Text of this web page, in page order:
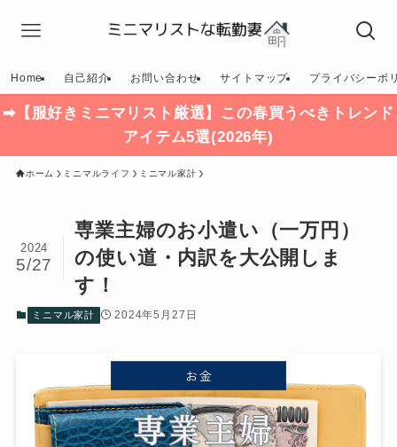
Home 自己紹介 お問い合わせ サイトマップ プライバシーポ
➡【服好きミニマリスト厳選】この春買うべきトレンド
アイテム5選(2026年)
ホーム ミニマルライフ ミニマル家計
専業主婦のお小遣い（一万円）
の使い道・内訳を大公開しま
す！
2024
5/27
ミニマル家計 2024年5月27日